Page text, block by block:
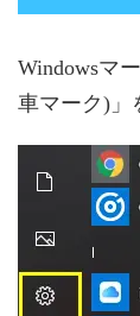
Windowsマ
車マーク)」